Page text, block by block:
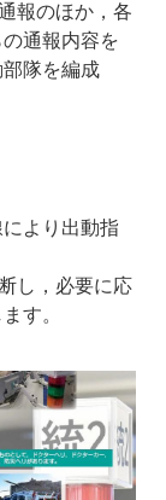
報のほか，各
通報内容を
隊を編成
より出動指
し，必要に応
す。